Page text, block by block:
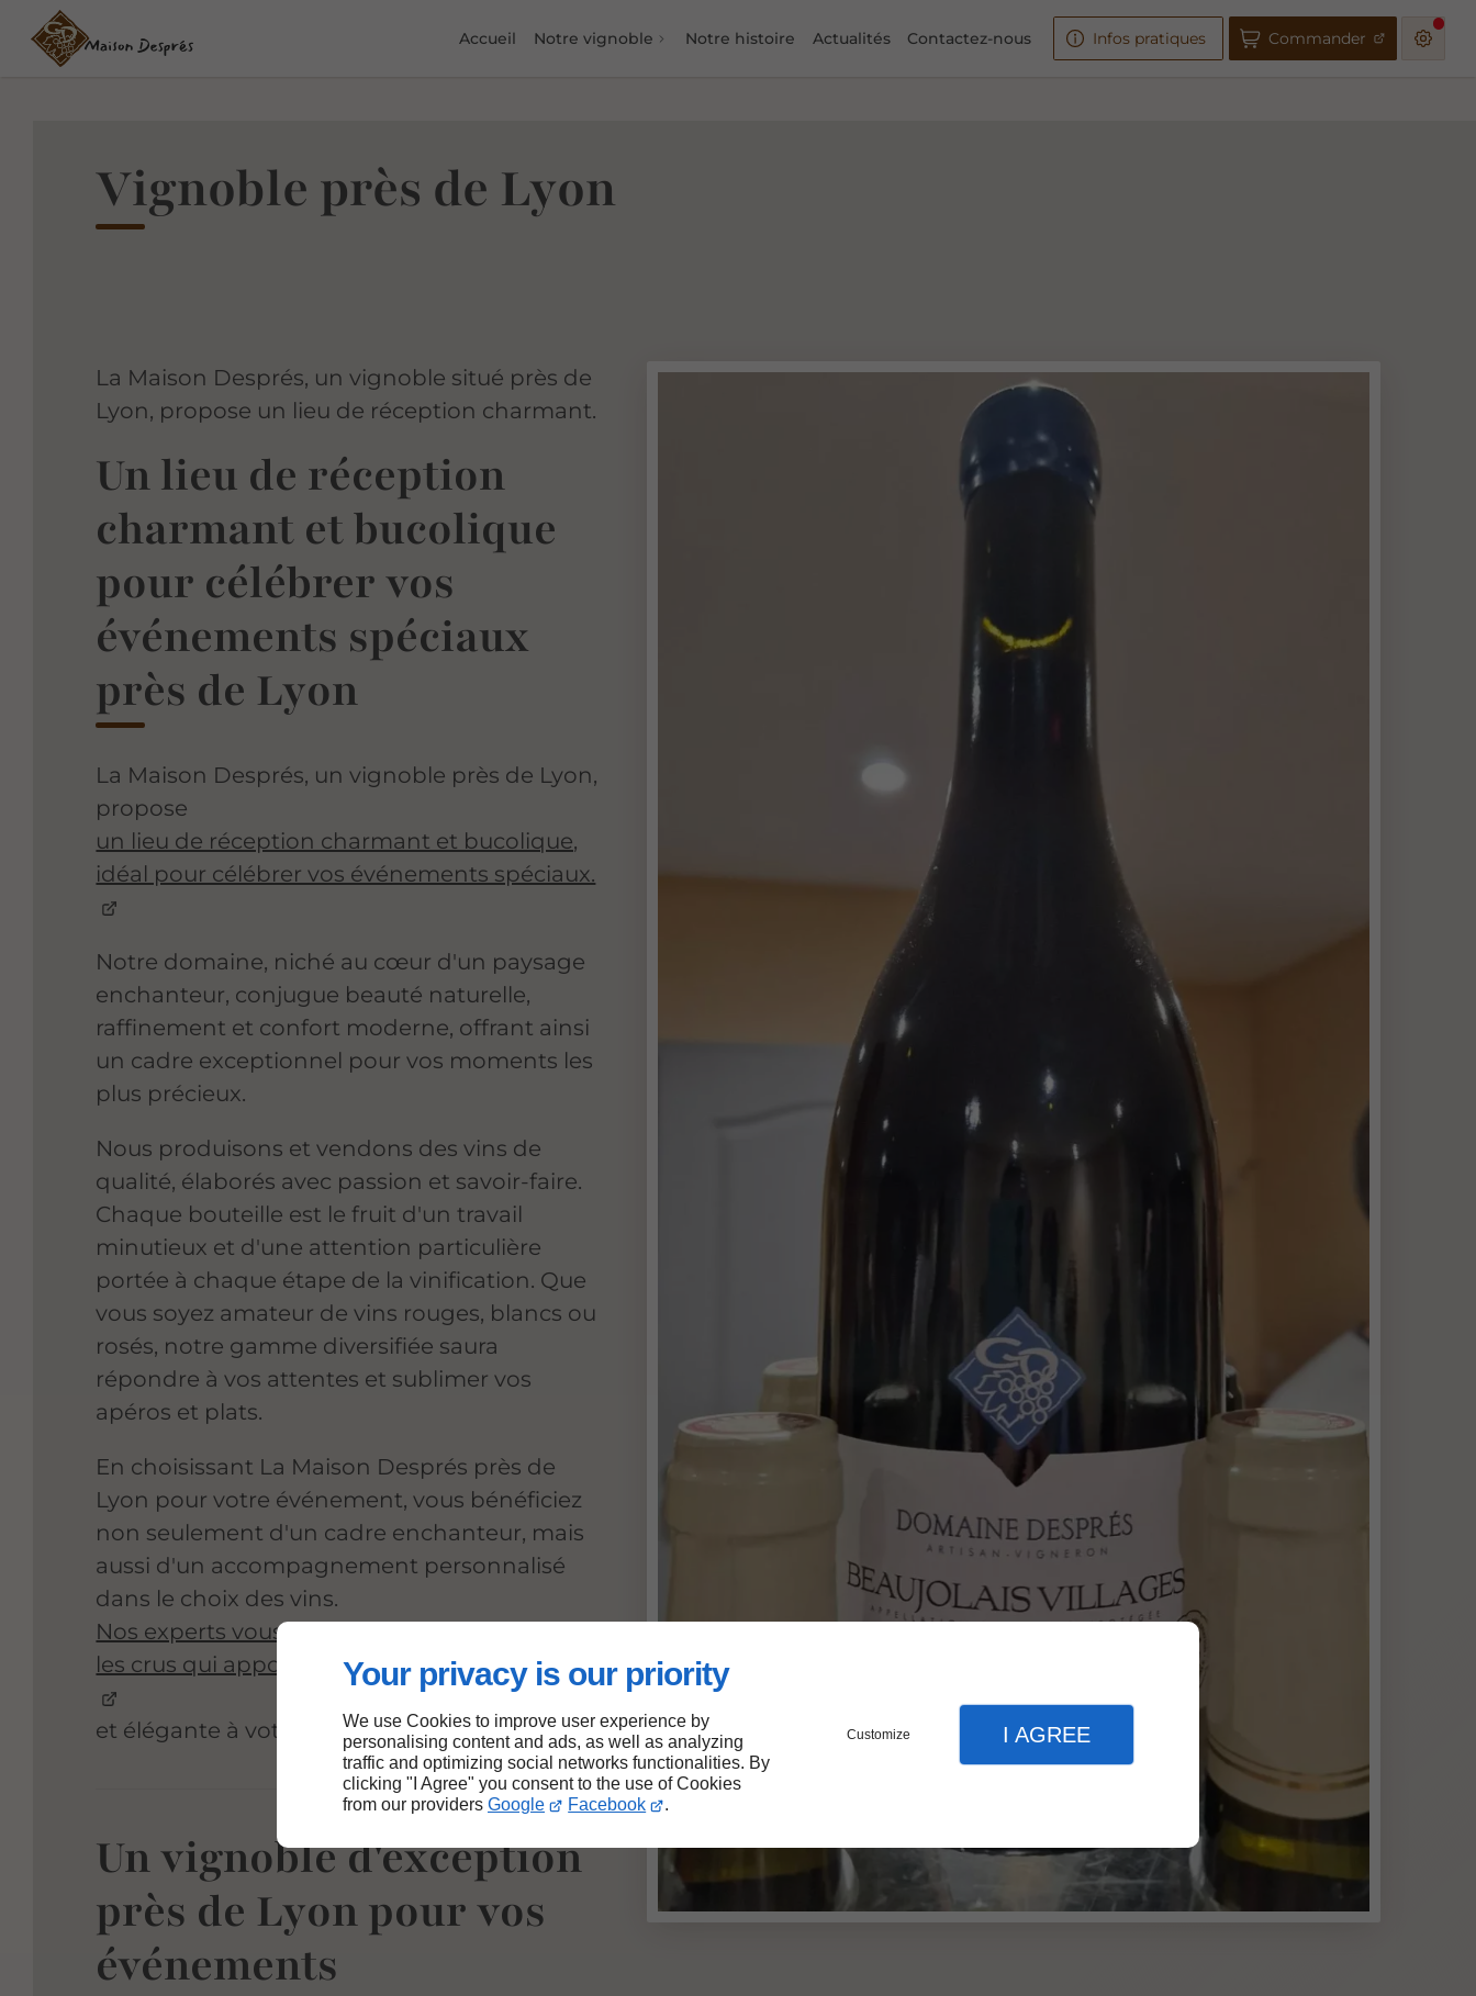
Your privacy is our priority
We use Cookies to improve user experience by
personalising content and ads, as well as analyzing
traffic and optimizing social networks functionalities. By
clicking "I Agree" you consent to the use of Cookies
from our providers Google Facebook .
Customize I AGREE
Accueil Notre vignoble Notre histoire Actualités Contactez-nous Infos pratiques Commander
Vignoble près de Lyon
La Maison Després, un vignoble situé près de
Lyon, propose un lieu de réception charmant.
Un lieu de réception
charmant et bucolique
pour célébrer vos
événements spéciaux
près de Lyon
La Maison Després, un vignoble près de Lyon,
propose
un lieu de réception charmant et bucolique,
idéal pour célébrer vos événements spéciaux.
Notre domaine, niché au cœur d'un paysage
enchanteur, conjugue beauté naturelle,
raffinement et confort moderne, offrant ainsi
un cadre exceptionnel pour vos moments les
plus précieux.
Nous produisons et vendons des vins de
qualité, élaborés avec passion et savoir-faire.
Chaque bouteille est le fruit d'un travail
minutieux et d'une attention particulière
portée à chaque étape de la vinification. Que
vous soyez amateur de vins rouges, blancs ou
rosés, notre gamme diversifiée saura
répondre à vos attentes et sublimer vos
apéros et plats.
En choisissant La Maison Després près de
Lyon pour votre événement, vous bénéficiez
non seulement d'un cadre enchanteur, mais
aussi d'un accompagnement personnalisé
dans le choix des vins.
Nos experts vous guideront pour sélectionner
les crus qui apporteront une note authentique
et élégante à votre célébration.
Un vignoble d'exception
près de Lyon pour vos
événements